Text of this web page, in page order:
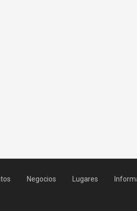
Negocios Lugares